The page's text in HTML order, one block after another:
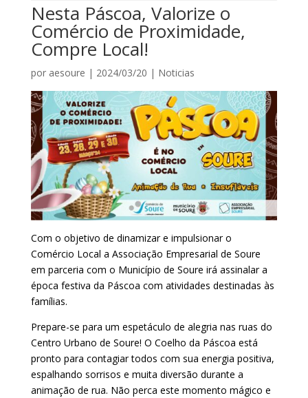
Nesta Páscoa, Valorize o
Comércio de Proximidade,
Compre Local!
por aesoure | 2024/03/20 | Noticias
Com o objetivo de dinamizar e impulsionar o
Comércio Local a Associação Empresarial de Soure
em parceria com o Município de Soure irá assinalar a
época festiva da Páscoa com atividades destinadas às
famílias.
Prepare-se para um espetáculo de alegria nas ruas do
Centro Urbano de Soure! O Coelho da Páscoa está
pronto para contagiar todos com sua energia positiva,
espalhando sorrisos e muita diversão durante a
animação de rua. Não perca este momento mágico e